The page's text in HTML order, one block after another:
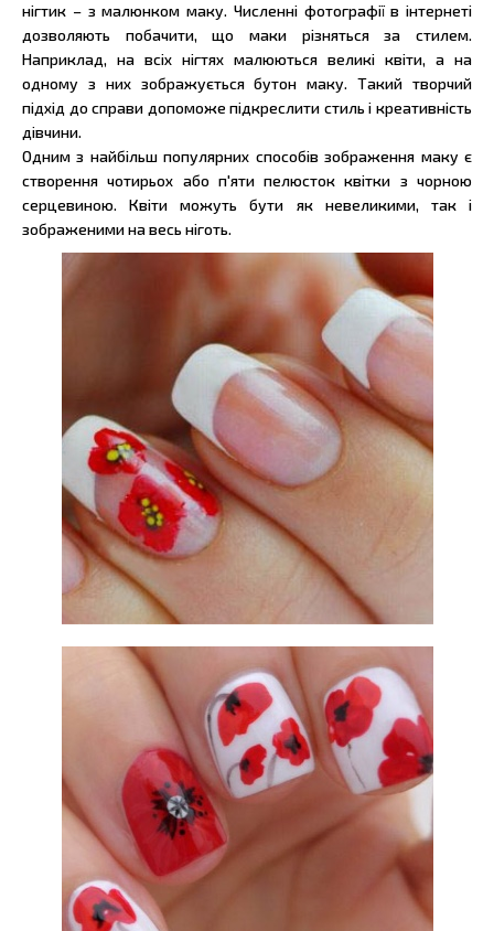
нігтик – з малюнком маку. Численні фотографії в інтернеті
дозволяють побачити, що маки різняться за стилем.
Наприклад, на всіх нігтях малюються великі квіти, а на
одному з них зображується бутон маку. Такий творчий
підхід до справи допоможе підкреслити стиль і креативність
дівчини.
Одним з найбільш популярних способів зображення маку є
створення чотирьох або п'яти пелюсток квітки з чорною
серцевиною. Квіти можуть бути як невеликими, так і
зображеними на весь ніготь.